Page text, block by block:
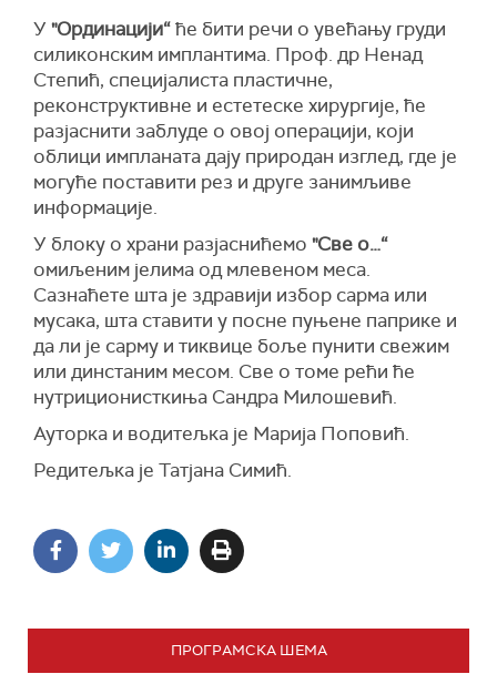
У "Ординацији“ће бити речи о увећању груди
силиконским имплантима. Проф. др Ненад
Степић, специјалиста пластичне,
реконструктивне и естетеске хирургије, ће
разјаснити заблуде о овој операцији, који
облици импланата дају природан изглед, где је
могуће поставити рез и друге занимљиве
информације.
У блоку о храни разјаснићемо "Све о…“
омиљеним јелима од млевеном меса.
Сазнаћете шта је здравији избор сарма или
мусака, шта ставити у посне пуњене паприке и
да ли је сарму и тиквице боље пунити свежим
или динстаним месом. Све о томе рећи ће
нутриционисткиња Сандра Милошевић.
Ауторка и водитељка је Марија Поповић.
Редитељка је Татјана Симић.
ПРОГРАМСКА ШЕМА